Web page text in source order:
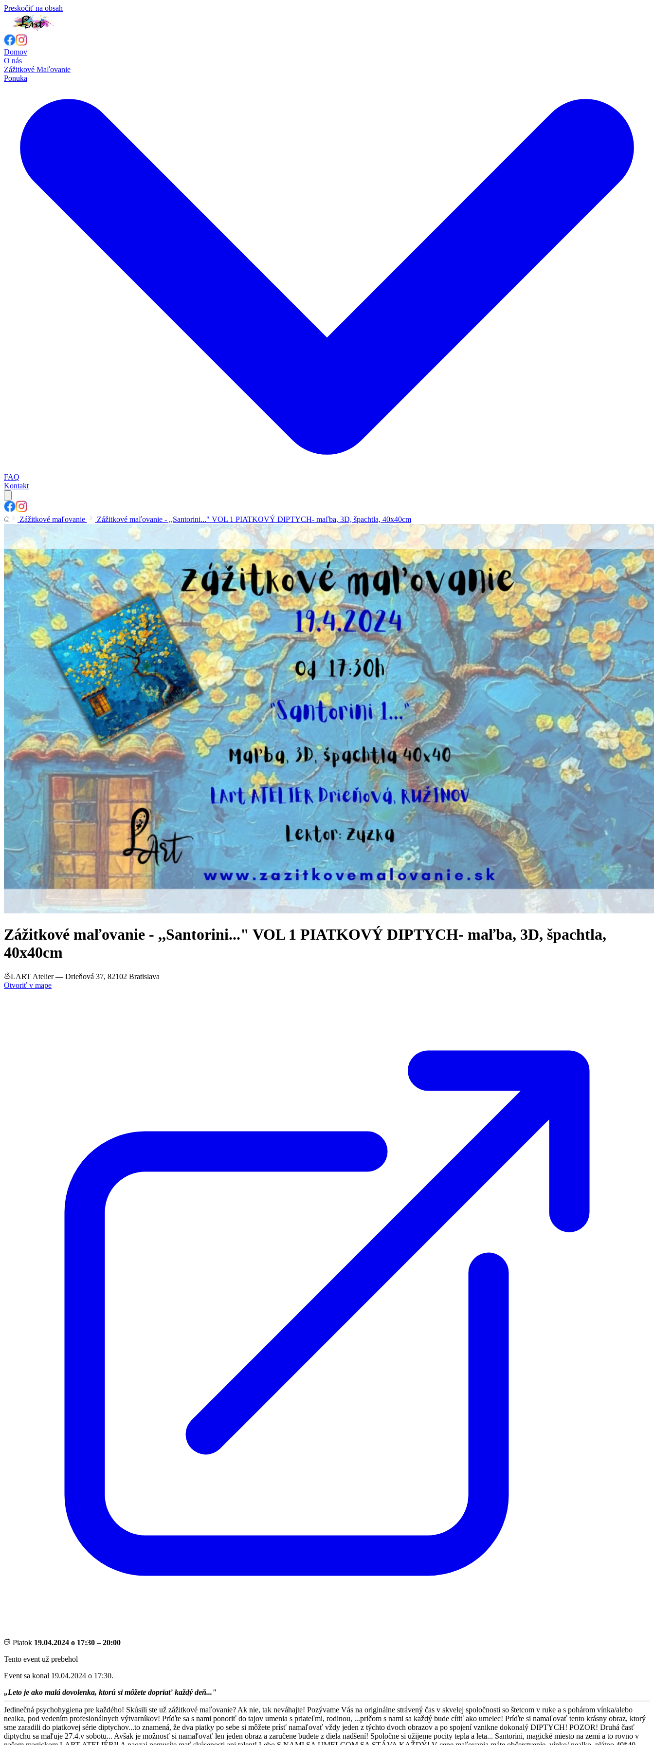
Preskočiť na obsah
Domov
O nás
Zážitkové Maľovanie
Ponuka
FAQ
Kontakt
Zážitkové maľovanie Zážitkové maľovanie - ,,Santorini..." VOL 1 PIATKOVÝ DIPTYCH- maľba, 3D, špachtla, 40x40cm
Zážitkové maľovanie - ,,Santorini..." VOL 1 PIATKOVÝ DIPTYCH- maľba, 3D, špachtla,
40x40cm
LART Atelier— Drieňová 37, 82102 Bratislava
Otvoriť v mape
Piatok 19.04.2024 o 17:30 – 20:00
Tento event už prebehol
Event sa konal 19.04.2024 o 17:30.
„Leto je ako malá dovolenka, ktorú si môžete dopriať každý deň..."
Jedinečná psychohygiena pre každého! Skúsili ste už zážitkové maľovanie? Ak nie, tak neváhajte! Pozývame Vás na originálne strávený čas v skvelej spoločnosti so štetcom v ruke a s pohárom vínka/alebo
nealka, pod vedením profesionálnych výtvarníkov! Príďte sa s nami ponoriť do tajov umenia s priateľmi, rodinou, ...pričom s nami sa každý bude cítiť ako umelec! Príďte si namaľovať tento krásny obraz, ktorý
sme zaradili do piatkovej série diptychov...to znamená, že dva piatky po sebe si môžete prísť namaľovať vždy jeden z týchto dvoch obrazov a po spojení vznikne dokonalý DIPTYCH! POZOR! Druhá časť
diptychu sa maľuje 27.4.v sobotu... Avšak je možnosť si namaľovať len jeden obraz a zaručene budete z diela nadšení! Spoločne si užijeme pocity tepla a leta... Santorini, magické miesto na zemi a to rovno v